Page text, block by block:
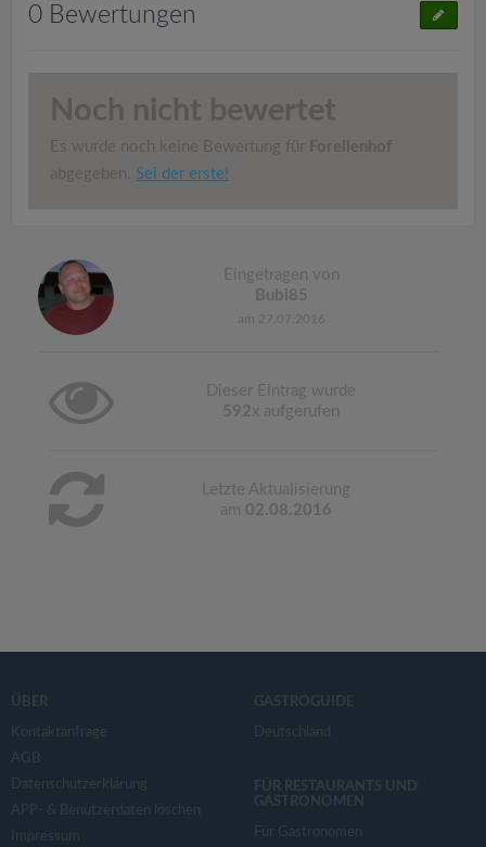
0 Bewertungen
Noch nicht bewertet
Es wurde noch keine Bewertung für Forellenhof
abgegeben. Sei der erste!
Eingetragen von
Bubi85
am 27.07.2016
Dieser Eintrag wurde
592x aufgerufen
Letzte Aktualisierung
am 02.08.2016
ÜBER
Kontaktanfrage
AGB
Datenschutzerklärung
APP- & Benutzerdaten löschen
Impressum
GASTROGUIDE
Deutschland
FÜR RESTAURANTS UND
GASTRONOMEN
Für Gastronomen